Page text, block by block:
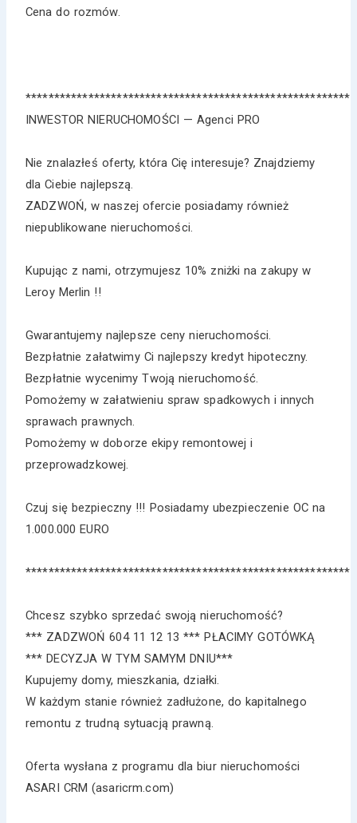
Cena do rozmów.
*********************************************************
INWESTOR NIERUCHOMOŚCI — Agenci PRO
Nie znalazłeś oferty, która Cię interesuje? Znajdziemy
dla Ciebie najlepszą.
ZADZWOŃ, w naszej ofercie posiadamy również
niepublikowane nieruchomości.
Kupując z nami, otrzymujesz 10% zniżki na zakupy w
Leroy Merlin !!
Gwarantujemy najlepsze ceny nieruchomości.
Bezpłatnie załatwimy Ci najlepszy kredyt hipoteczny.
Bezpłatnie wycenimy Twoją nieruchomość.
Pomożemy w załatwieniu spraw spadkowych i innych
sprawach prawnych.
Pomożemy w doborze ekipy remontowej i
przeprowadzkowej.
Czuj się bezpieczny !!! Posiadamy ubezpieczenie OC na
1.000.000 EURO
*********************************************************
Chcesz szybko sprzedać swoją nieruchomość?
*** ZADZWOŃ 604 11 12 13 *** PŁACIMY GOTÓWKĄ
*** DECYZJA W TYM SAMYM DNIU***
Kupujemy domy, mieszkania, działki.
W każdym stanie również zadłużone, do kapitalnego
remontu z trudną sytuacją prawną.
Oferta wysłana z programu dla biur nieruchomości
ASARI CRM (asaricrm.com)